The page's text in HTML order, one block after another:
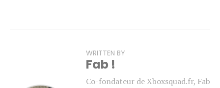
WRITTEN BY
Fab !
Co-fondateur de Xboxsquad.fr, Fab